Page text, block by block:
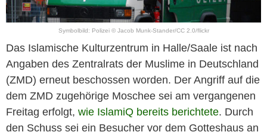
Symbolbild: Polizei © Jacob Munk-Stander/CC 2.0/flickr
Das Islamische Kulturzentrum in Halle/Saale ist nach
Angaben des Zentralrats der Muslime in Deutschland
(ZMD) erneut beschossen worden. Der Angriff auf die
dem ZMD zugehörige Moschee sei am vergangenen
Freitag erfolgt, wie IslamiQ bereits berichtete. Durch
den Schuss sei ein Besucher vor dem Gotteshaus an